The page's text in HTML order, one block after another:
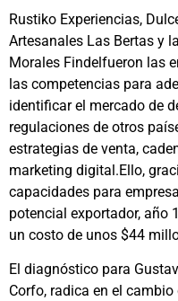
Rustiko Experiencias,
Artesanales Las Bertas y
Morales Findelfueron las
las competencias para
identificar el mercado de
regulaciones de otros
estrategias de venta,
marketing digital.Ello,
capacidades para
potencial exportador, año
un costo de unos $44
El diagnóstico para
Corfo, radica en el